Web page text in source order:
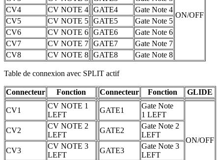
ON/OFF
CV4
CV NOTE 4 GATE4
Gate Note 4
CV5
CV NOTE 5 GATE5
Gate Note 5
CV6
CV NOTE 6 GATE6
Gate Note 6
CV7
CV NOTE 7 GATE7
Gate Note 7
CV8
CV NOTE 8 GATE8 Gate Note 8
Table de connexion avec SPLIT actif
Connecteur Fonction Connecteur Fonction GLIDE
CV1
CV NOTE 1
LEFT
GATE1
Gate Note
1 LEFT
ON/OFF
CV2
CV NOTE 2
LEFT
GATE2
Gate Note 2
LEFT
CV3
CV NOTE 3
LEFT
GATE3
Gate Note 3
LEFT